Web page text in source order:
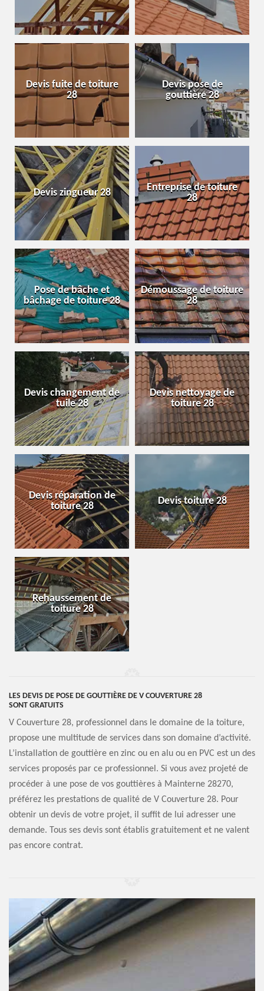
Devis fuite de toiture
28
Devis pose de
gouttière 28
Devis zingueur 28
Entreprise de toiture
28
Pose de bâche et
bâchage de toiture 28
Démoussage de toiture
28
Devis changement de
tuile 28
Devis nettoyage de
toiture 28
Devis réparation de
toiture 28
Devis toiture 28
Rehaussement de
toiture 28
LES DEVIS DE POSE DE GOUTTIÈRE DE V COUVERTURE 28
SONT GRATUITS
V Couverture 28, professionnel dans le domaine de la toiture,
propose une multitude de services dans son domaine d’activité.
L’installation de gouttière en zinc ou en alu ou en PVC est un des
services proposés par ce professionnel. Si vous avez projeté de
procéder à une pose de vos gouttières à Mainterne 28270,
préférez les prestations de qualité de V Couverture 28. Pour
obtenir un devis de votre projet, il suffit de lui adresser une
demande. Tous ses devis sont établis gratuitement et ne valent
pas encore contrat.